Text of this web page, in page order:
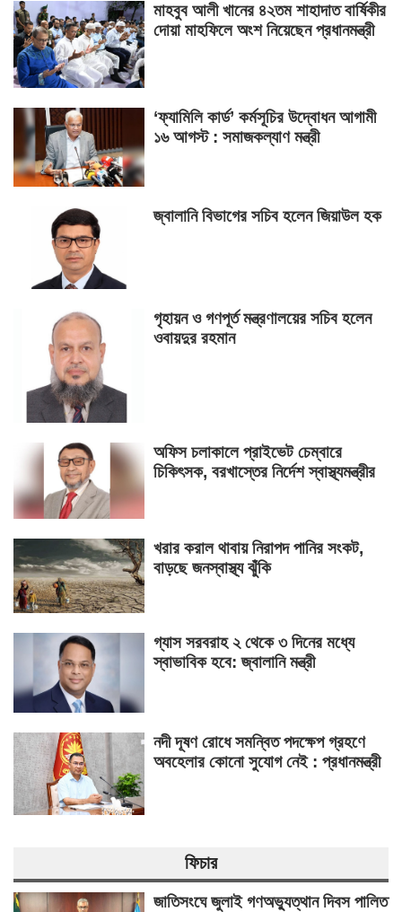
মাহবুব আলী খানের ৪২তম শাহাদাত বার্ষিকীর
দোয়া মাহফিলে অংশ নিয়েছেন প্রধানমন্ত্রী
‘ফ্যামিলি কার্ড’ কর্মসূচির উদ্বোধন আগামী
১৬ আগস্ট : সমাজকল্যাণ মন্ত্রী
জ্বালানি বিভাগের সচিব হলেন জিয়াউল হক
গৃহায়ন ও গণপূর্ত মন্ত্রণালয়ের সচিব হলেন
ওবায়দুর রহমান
অফিস চলাকালে প্রাইভেট চেম্বারে
চিকিৎসক, বরখাস্তের নির্দেশ স্বাস্থ্যমন্ত্রীর
খরার করাল থাবায় নিরাপদ পানির সংকট,
বাড়ছে জনস্বাস্থ্য ঝুঁকি
গ্যাস সরবরাহ ২ থেকে ৩ দিনের মধ্যে
স্বাভাবিক হবে: জ্বালানি মন্ত্রী
নদী দূষণ রোধে সমন্বিত পদক্ষেপ গ্রহণে
অবহেলার কোনো সুযোগ নেই : প্রধানমন্ত্রী
ফিচার
জাতিসংঘে জুলাই গণঅভ্যুত্থান দিবস পালিত